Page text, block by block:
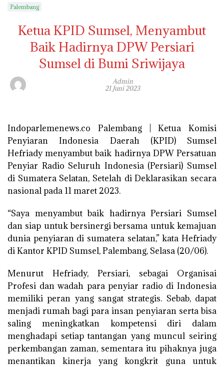
Palembang
Ketua KPID Sumsel, Menyambut
Baik Hadirnya DPW Persiari
Sumsel di Bumi Sriwijaya
Admin
21 Juni 2023
Indoparlemenews.co Palembang | Ketua Komisi
Penyiaran Indonesia Daerah (KPID) Sumsel
Hefriady menyambut baik hadirnya DPW Persatuan
Penyiar Radio Seluruh Indonesia (Persiari) Sumsel
di Sumatera Selatan, Setelah di Deklarasikan secara
nasional pada 11 maret 2023.
“Saya menyambut baik hadirnya Persiari Sumsel
dan siap untuk bersinergi bersama untuk kemajuan
dunia penyiaran di sumatera selatan,” kata Hefriady
di Kantor KPID Sumsel, Palembang, Selasa (20/06).
Menurut Hefriady, Persiari, sebagai Organisai
Profesi dan wadah para penyiar radio di Indonesia
memiliki peran yang sangat strategis. Sebab, dapat
menjadi rumah bagi para insan penyiaran serta bisa
saling meningkatkan kompetensi diri dalam
menghadapi setiap tantangan yang muncul seiring
perkembangan zaman, sementara itu pihaknya juga
menantikan kinerja yang kongkrit guna untuk